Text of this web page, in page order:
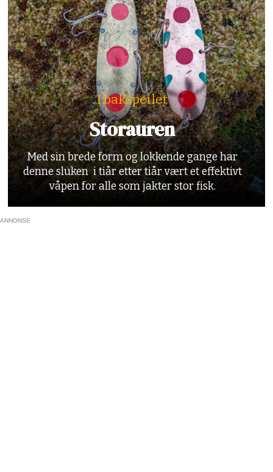
I bakspeilet
Storauren
Med sin brede form og lokkende gange har
denne sluken i tiår etter tiår vært et effektivt
våpen for alle som jakter stor fisk.
ANNONSE